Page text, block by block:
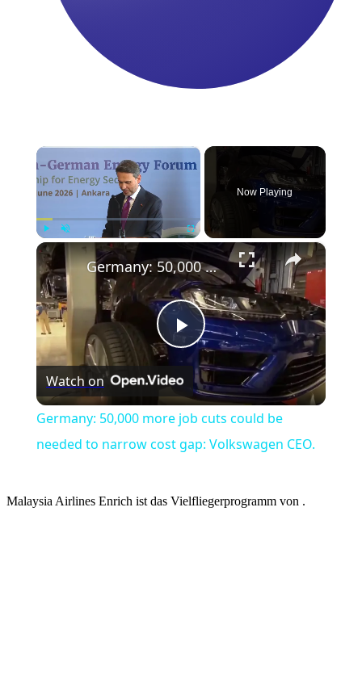
×
Play
Now Playing
×
Play
Video
Germany: 50,000 more job cuts could be needed to narrow cost gap: Volkswagen CEO.
Watch on
Germany: 50,000 more job cuts could be
needed to narrow cost gap: Volkswagen CEO.
Malaysia Airlines Enrich ist das Vielfliegerprogramm von .